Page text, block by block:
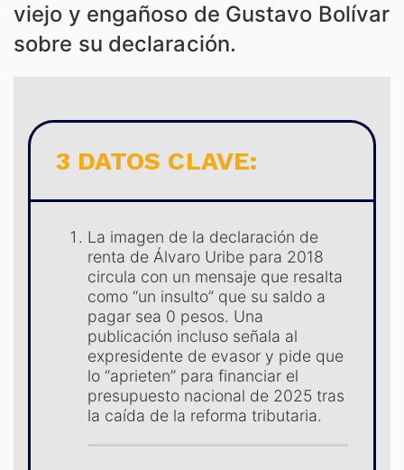
viejo y engañoso de Gustavo Bolívar
sobre su declaración.
3 DATOS CLAVE:
La imagen de la declaración de
renta de Álvaro Uribe para 2018
circula con un mensaje que resalta
como “un insulto” que su saldo a
pagar sea 0 pesos. Una
publicación incluso señala al
expresidente de evasor y pide que
lo “aprieten” para financiar el
presupuesto nacional de 2025 tras
la caída de la reforma tributaria.